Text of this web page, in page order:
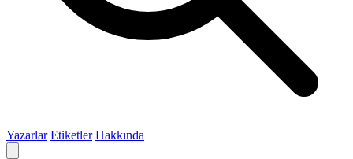
Yazarlar Etiketler Hakkında